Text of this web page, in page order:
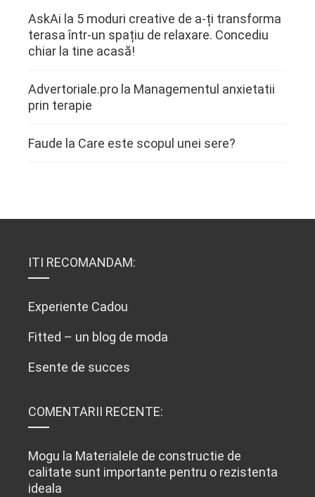
AskAi la 5 moduri creative de a-ți transforma
terasa într-un spațiu de relaxare. Concediu
chiar la tine acasă!
Advertoriale.pro la Managementul anxietatii
prin terapie
Faude la Care este scopul unei sere?
ITI RECOMANDAM:
Experiente Cadou
Fitted – un blog de moda
Esente de succes
COMENTARII RECENTE:
Mogu la Materialele de constructie de
calitate sunt importante pentru o rezistenta
ideala